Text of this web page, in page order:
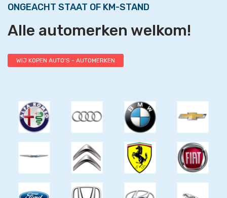
ONGEACHT STAAT OF KM-STAND
Alle automerken welkom!
WIJ KOPEN AUTO'S - AUTOMERKEN